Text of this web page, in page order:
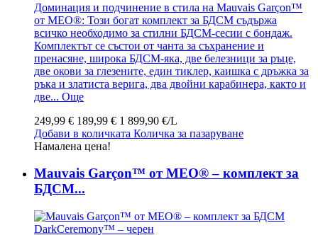
Доминация и подчинение в стила на Mauvais Garçon™
от MEO®: Този богат комплект за БДСМ съдържа
всичко необходимо за стилни БДСМ-сесии с бондаж.
Комплектът се състои от чанта за съхранение и
пренасяне, широка БДСМ-яка, две белезници за ръце,
две окови за глезените, един тиклер, каишка с дръжка за
ръка и златиста верига, два двойни карабинера, както и
две... Още
249,99 € 189,99 € 1 899,90 €/L
Добави в количката Количка за пазаруване
Намалена цена!
Mauvais Garçon™ от MEO® – комплект за
БДСМ...